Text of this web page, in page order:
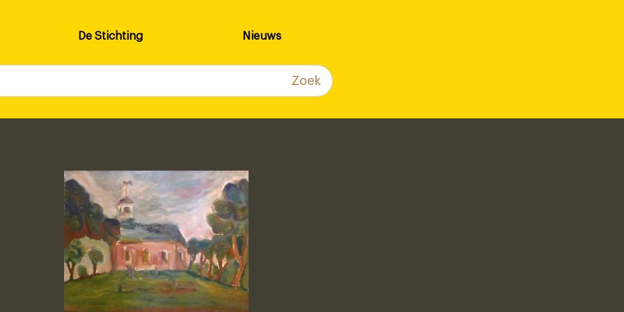
De Stichting Nieuws